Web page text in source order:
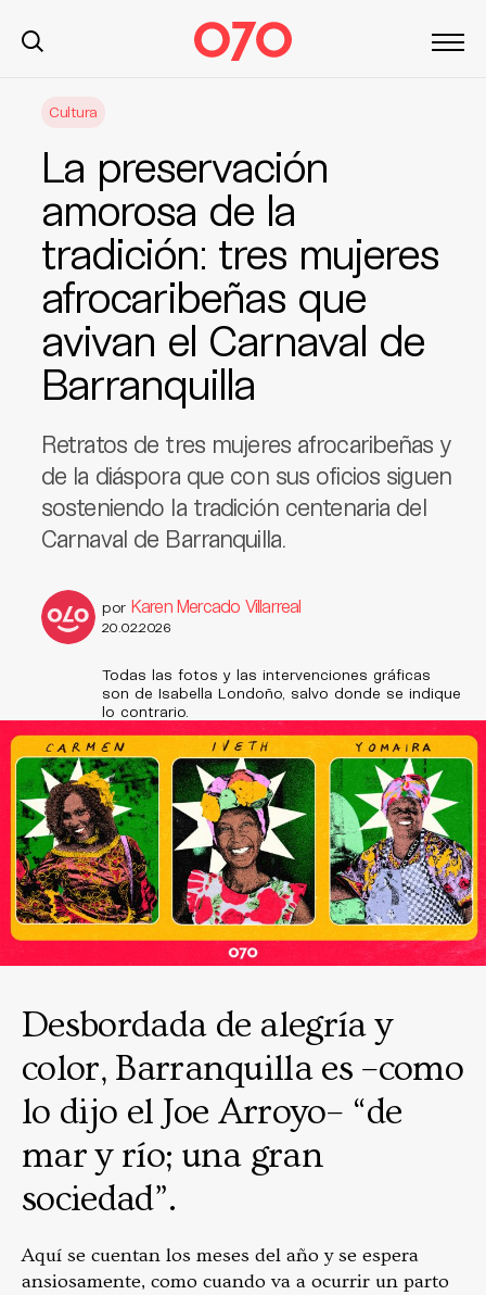
Cultura
La preservación
amorosa de la
tradición: tres mujeres
afrocaribeñas que
avivan el Carnaval de
Barranquilla
Retratos de tres mujeres afrocaribeñas y
de la diáspora que con sus oficios siguen
sosteniendo la tradición centenaria del
Carnaval de Barranquilla.
por Karen Mercado Villarreal
20.02.2026
Todas las fotos y las intervenciones gráficas
son de Isabella Londoño, salvo donde se indique
lo contrario.
Desbordada de alegría y
color, Barranquilla es –como
lo dijo el Joe Arroyo– “de
mar y río; una gran
sociedad”.
Aquí se cuentan los meses del año y se espera
ansiosamente, como cuando va a ocurrir un parto